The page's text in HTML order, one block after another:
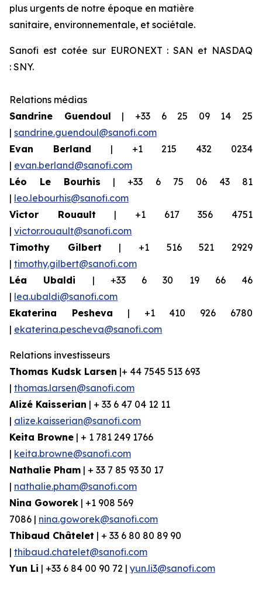
plus urgents de notre époque en matière
sanitaire, environnementale, et sociétale.
Sanofi est cotée sur EURONEXT : SAN et NASDAQ
: SNY.
Relations médias
Sandrine Guendoul | +33 6 25 09 14 25
| sandrine.guendoul@sanofi.com
Evan Berland | +1 215 432 0234
| evan.berland@sanofi.com
Léo Le Bourhis | +33 6 75 06 43 81
| leo.lebourhis@sanofi.com
Victor Rouault | +1 617 356 4751
| victor.rouault@sanofi.com
Timothy Gilbert | +1 516 521 2929
| timothy.gilbert@sanofi.com
Léa Ubaldi | +33 6 30 19 66 46
| lea.ubaldi@sanofi.com
Ekaterina Pesheva | +1 410 926 6780
| ekaterina.pescheva@sanofi.com
Relations investisseurs
Thomas Kudsk Larsen |+ 44 7545 513 693
| thomas.larsen@sanofi.com
Alizé Kaisserian | + 33 6 47 04 12 11
| alize.kaisserian@sanofi.com
Keita Browne | + 1 781 249 1766
| keita.browne@sanofi.com
Nathalie Pham | + 33 7 85 93 30 17
| nathalie.pham@sanofi.com
Nina Goworek | +1 908 569
7086 | nina.goworek@sanofi.com
Thibaud Châtelet | + 33 6 80 80 89 90
| thibaud.chatelet@sanofi.com
Yun Li | +33 6 84 00 90 72 | yun.li3@sanofi.com